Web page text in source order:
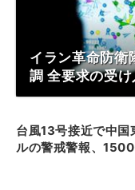
イラン革命防衛
調 全要求の受け
台風13号接近で中国
ルの警戒警報、